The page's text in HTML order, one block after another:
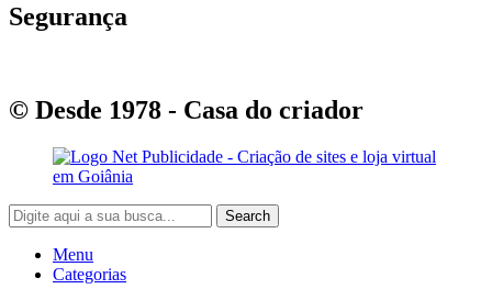
Segurança
© Desde 1978 - Casa do criador
Search
Menu
Categorias